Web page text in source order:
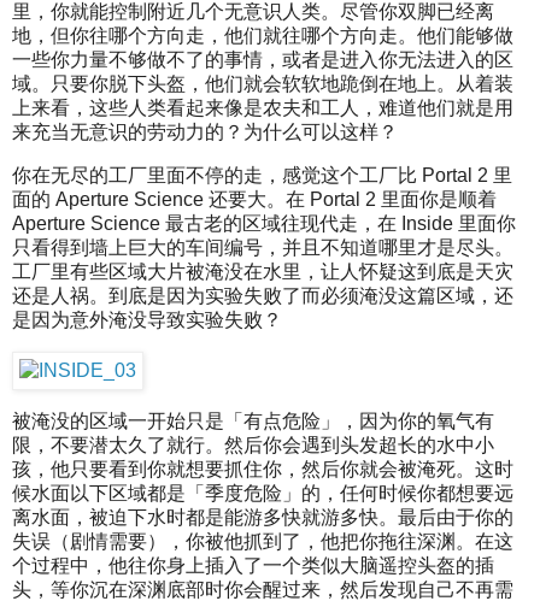
里，你就能控制附近几个无意识人类。尽管你双脚已经离
地，但你往哪个方向走，他们就往哪个方向走。他们能够做
一些你力量不够做不了的事情，或者是进入你无法进入的区
域。只要你脱下头盔，他们就会软软地跪倒在地上。从着装
上来看，这些人类看起来像是农夫和工人，难道他们就是用
来充当无意识的劳动力的？为什么可以这样？
你在无尽的工厂里面不停的走，感觉这个工厂比 Portal 2 里
面的 Aperture Science 还要大。在 Portal 2 里面你是顺着
Aperture Science 最古老的区域往现代走，在 Inside 里面你
只看得到墙上巨大的车间编号，并且不知道哪里才是尽头。
工厂里有些区域大片被淹没在水里，让人怀疑这到底是天灾
还是人祸。到底是因为实验失败了而必须淹没这篇区域，还
是因为意外淹没导致实验失败？
被淹没的区域一开始只是「有点危险」，因为你的氧气有
限，不要潜太久了就行。然后你会遇到头发超长的水中小
孩，他只要看到你就想要抓住你，然后你就会被淹死。这时
候水面以下区域都是「季度危险」的，任何时候你都想要远
离水面，被迫下水时都是能游多快就游多快。最后由于你的
失误（剧情需要），你被他抓到了，他把你拖往深渊。在这
个过程中，他往你身上插入了一个类似大脑遥控头盔的插
头，等你沉在深渊底部时你会醒过来，然后发现自己不再需